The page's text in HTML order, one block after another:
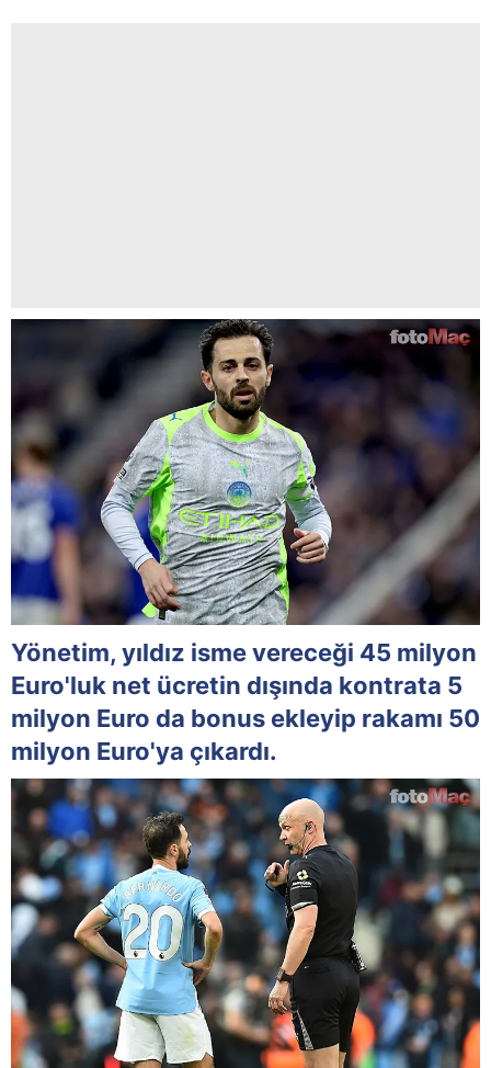
Yönetim, yıldız isme vereceği 45 milyon
Euro'luk net ücretin dışında kontrata 5
milyon Euro da bonus ekleyip rakamı 50
milyon Euro'ya çıkardı.